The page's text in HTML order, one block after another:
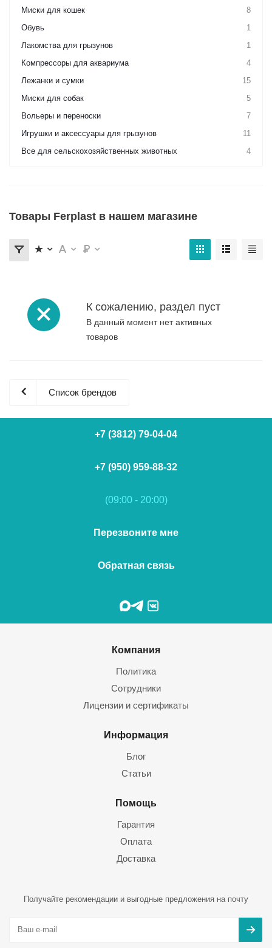
Миски для кошек
8
Обувь
1
Лакомства для грызунов
1
Компрессоры для аквариума
4
Лежанки и сумки
15
Миски для собак
5
Вольеры и переноски
7
Игрушки и аксессуары для грызунов
11
Все для сельскохозяйственных животных
4
Товары Ferplast в нашем магазине
К сожалению, раздел пуст
В данный момент нет активных
товаров
Список брендов
+7 (3812) 79-04-04
+7 (950) 959-88-32
(09:00 - 20:00)
Перезвоните мне
Обратная связь
Компания
Политика
Сотрудники
Лицензии и сертификаты
Информация
Блог
Статьи
Помощь
Гарантия
Оплата
Доставка
Получайте рекомендации и выгодные предложения на почту